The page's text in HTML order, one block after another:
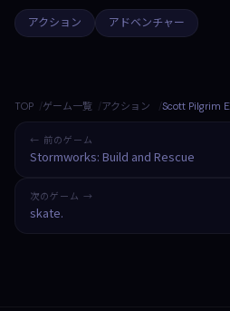
アクション アドベンチャー
TOP ゲーム一覧 アクション Scott Pilgrim
← 前のゲーム
Stormworks: Build and Rescue
次のゲーム →
skate.